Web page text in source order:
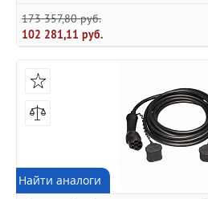
173 357,80 руб.
102 281,11 руб.
Найти аналоги